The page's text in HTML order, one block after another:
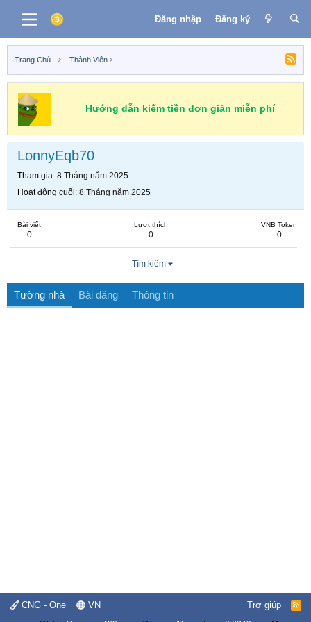
Đăng nhập Đăng ký
Trang Chủ Thành Viên
Hướng dẫn kiếm tiền đơn giản miễn phí
LonnyEqb70
Tham gia 8 Tháng năm 2025
Hoạt động cuối 8 Tháng năm 2025
Bài viết
0
Lượt thích
0
VNB Token
0
Tìm kiếm
Tường nhà Bài đăng Thông tin
CNG - One VN Trợ giúp
R